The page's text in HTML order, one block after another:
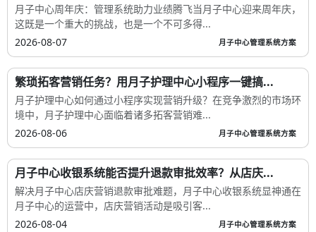
月子中心周年庆：管理系统助力业绩腾飞当月子中心迎来周年庆，
这既是一个重大的挑战，也是一个不可多得...
2026-08-07
月子中心管理系统方案
繁琐拓客营销任务？用月子护理中心小程序一键搞...
月子护理中心如何通过小程序实现营销升级？在竞争激烈的市场环
境中，月子护理中心面临着诸多拓客营销难...
2026-08-06
月子中心管理系统方案
月子中心收银系统能否提升退款审批效率？从店庆...
解决月子中心店庆营销退款审批难题，月子中心收银系统显神通在
月子中心的运营中，店庆营销活动是吸引客...
2026-08-04
月子中心管理系统方案